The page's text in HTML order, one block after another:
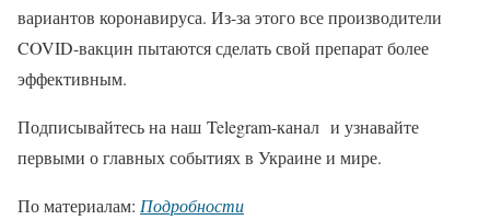
вариантов коронавируса. Из-за этого все производители
COVID-вакцин пытаются сделать свой препарат более
эффективным.
Подписывайтесь на наш Telegram-канал и узнавайте
первыми о главных событиях в Украине и мире.
По материалам: Подробности